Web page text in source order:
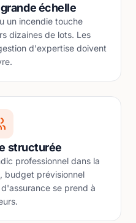
échelle
un incendie touche
dizaines de lots. Les
d'expertise doivent
structurée
professionnel dans la
budget prévisionnel
se prend à